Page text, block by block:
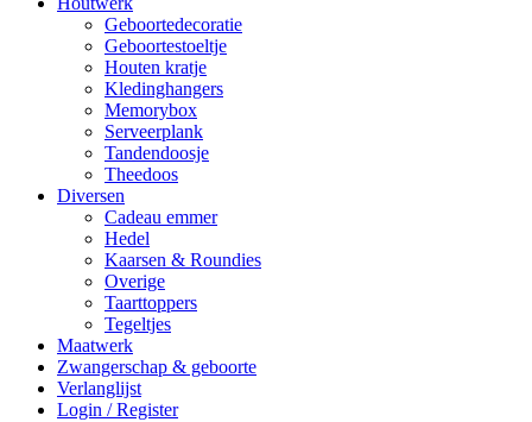
Geboortedecoratie
Geboortestoeltje
Houten kratje
Kledinghangers
Memorybox
Serveerplank
Tandendoosje
Theedoos
Diversen
Cadeau emmer
Hedel
Kaarsen & Roundies
Overige
Taarttoppers
Tegeltjes
Maatwerk
Zwangerschap & geboorte
Verlanglijst
Login / Register